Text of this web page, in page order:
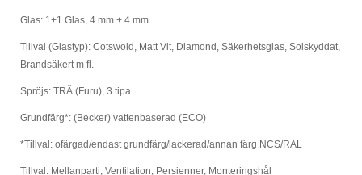
Glas: 1+1 Glas, 4 mm + 4 mm
Tillval (Glastyp): Cotswold, Matt Vit, Diamond, Säkerhetsglas, Solskyddat,
Brandsäkert m fl.
Spröjs: TRÄ (Furu), 3 tipa
Grundfärg*: (Becker) vattenbaserad (ECO)
*Tillval: ofärgad/endast grundfärg/lackerad/annan färg NCS/RAL
Tillval: Mellanparti, Ventilation, Persienner, Monteringshål